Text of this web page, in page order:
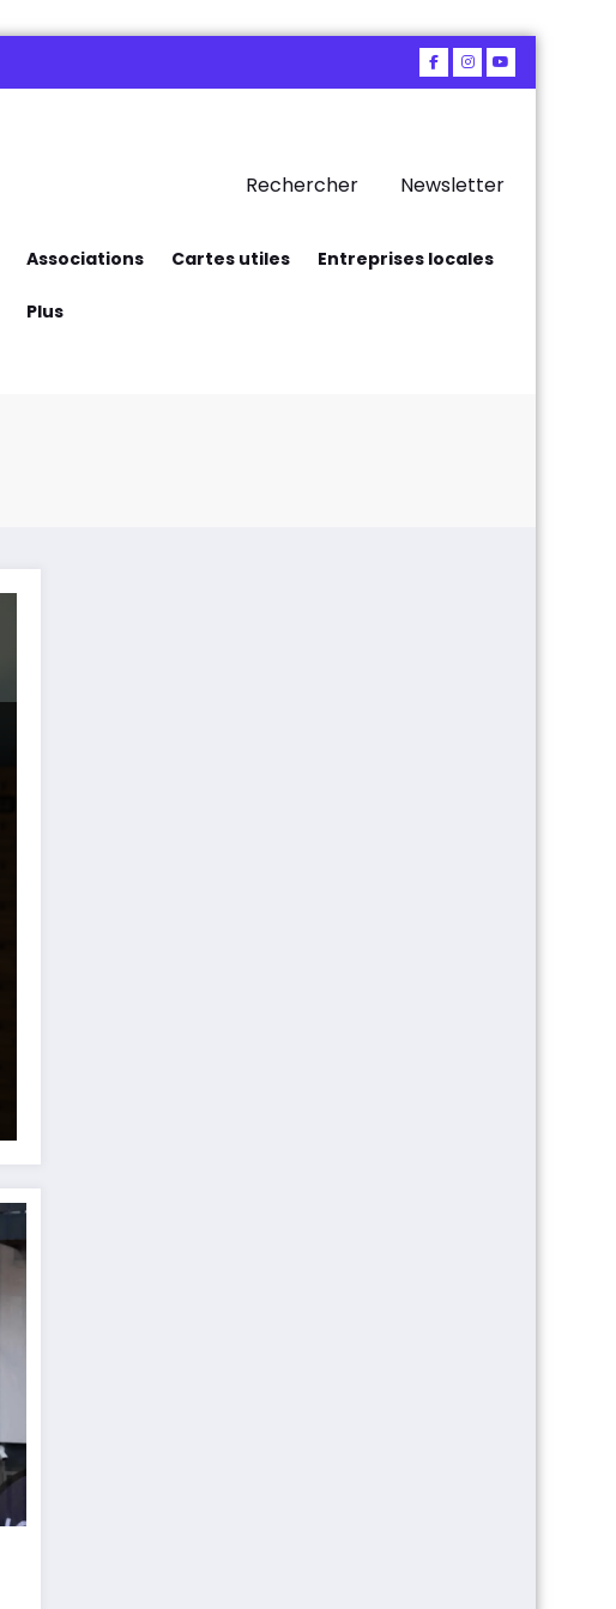
Rechercher Newsletter
Associations Cartes utiles Entreprises locales
Plus